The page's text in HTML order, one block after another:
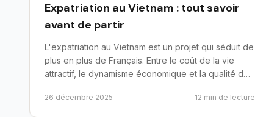
Expatriation au Vietnam : tout savoir
avant de partir
L'expatriation au Vietnam est un projet qui séduit de
plus en plus de Français. Entre le coût de la vie
attractif, le dynamisme économique et la qualité de
26 décembre 2025 12 min de lecture